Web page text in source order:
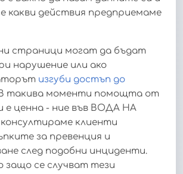
какви действия предприемаме
страници могат да бъдат
нарушение или ако
изгуби достъп до
такива моменти помощта от
е ценна - ние във ВОДА НА
клиенти
за превенция и
след подобни инциденти.
защо се случват тези